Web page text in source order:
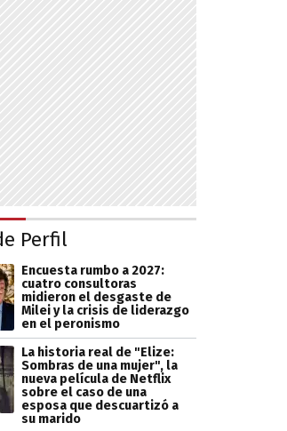
Perfil
Encuesta rumbo a 2027:
cuatro consultoras
midieron el desgaste de
Milei y la crisis de liderazgo
en el peronismo
La historia real de "Elize:
Sombras de una mujer", la
nueva película de Netflix
sobre el caso de una
esposa que descuartizó a
su marido